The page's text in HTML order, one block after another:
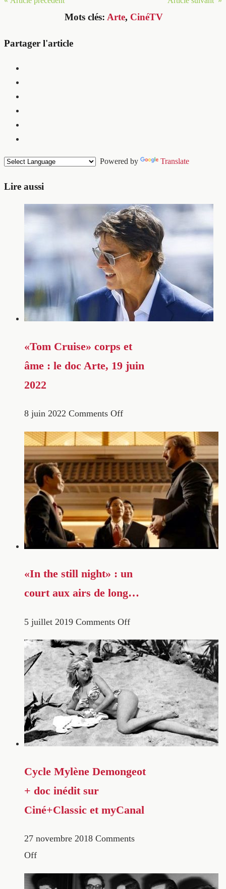
Mots clés: Arte, CinéTV
Partager l'article
Powered by Translate
Lire aussi
«Tom Cruise» corps et
âme : le doc Arte, 19 juin
2022
8 juin 2022 Comments Off
«In the still night» : un
court aux airs de long…
5 juillet 2019 Comments Off
Cycle Mylène Demongeot
+ doc inédit sur
Ciné+Classic et myCanal
27 novembre 2018 Comments
Off